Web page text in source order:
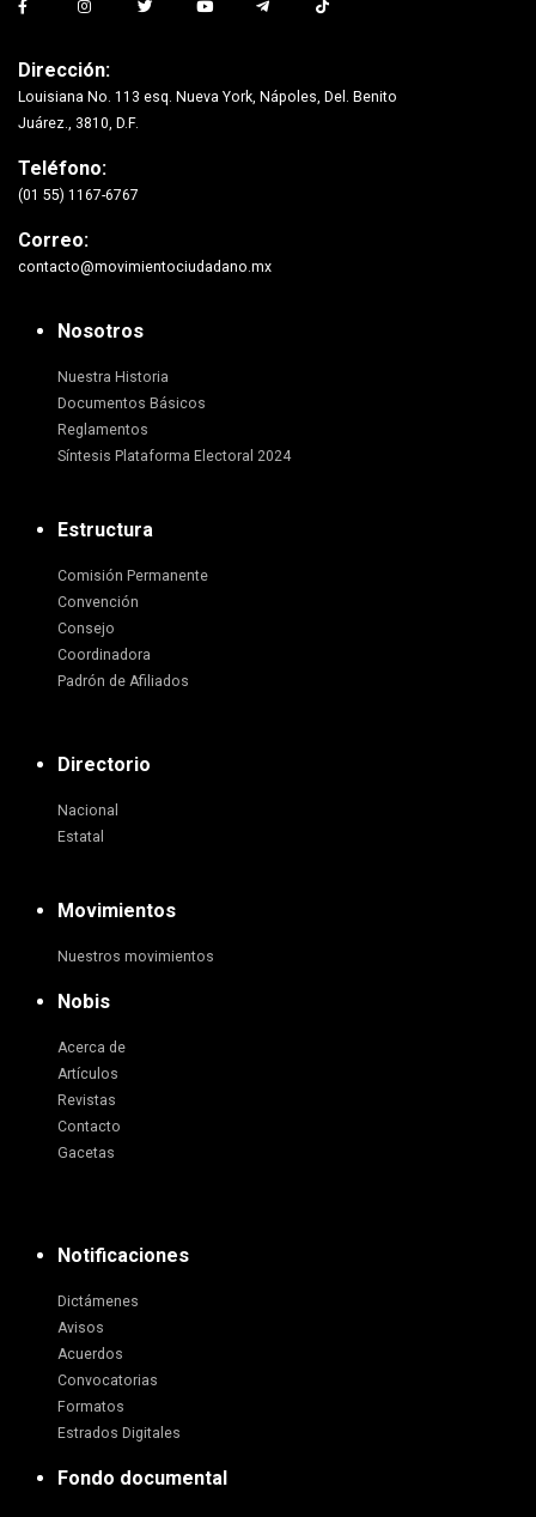
Dirección:
Louisiana No. 113 esq. Nueva York, Nápoles, Del. Benito
Juárez., 3810, D.F.
Teléfono:
(01 55) 1167-6767
Correo:
contacto@movimientociudadano.mx
Nosotros
Nuestra Historia
Documentos Básicos
Reglamentos
Síntesis Plataforma Electoral 2024
Estructura
Comisión Permanente
Convención
Consejo
Coordinadora
Padrón de Afiliados
Directorio
Nacional
Estatal
Movimientos
Nuestros movimientos
Nobis
Acerca de
Artículos
Revistas
Contacto
Gacetas
Notificaciones
Dictámenes
Avisos
Acuerdos
Convocatorias
Formatos
Estrados Digitales
Fondo documental